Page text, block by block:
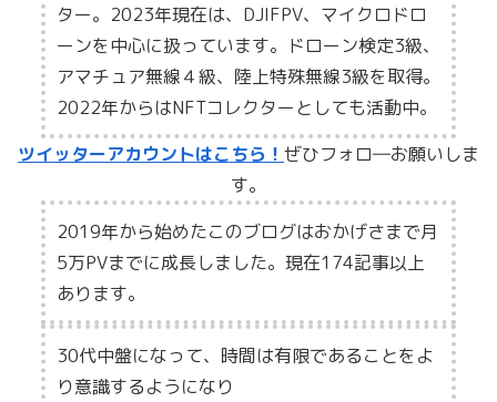
ター。 2023年現在は、DJIFPV、マイクロドロ
ーンを中心に扱っています。ドローン検定3級、
アマチュア無線４級、陸上特殊無線3級を取得。
2022年からはNFTコレクターとしても活動中。
ツイッターアカウントはこちら！ ぜひフォロ―お願いしま
す。
2019年から始めたこのブログはおかげさまで月
5万PVまでに成長しました。現在174記事以上
あります。
30代中盤になって、時間は有限であることをよ
り意識するようになり